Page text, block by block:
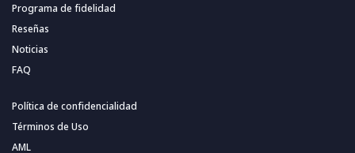
Programa de fidelidad
Reseñas
Noticias
FAQ
Política de confidencialidad
Términos de Uso
AML